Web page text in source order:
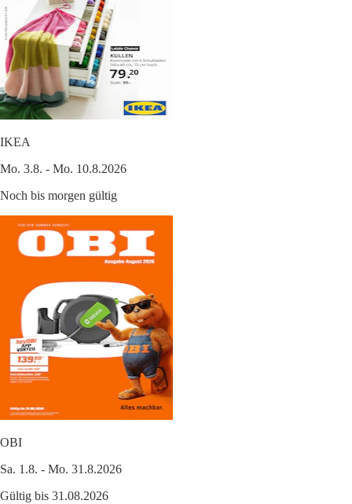
IKEA
Mo. 3.8. - Mo. 10.8.2026
Noch bis morgen gültig
OBI
Sa. 1.8. - Mo. 31.8.2026
Gültig bis 31.08.2026